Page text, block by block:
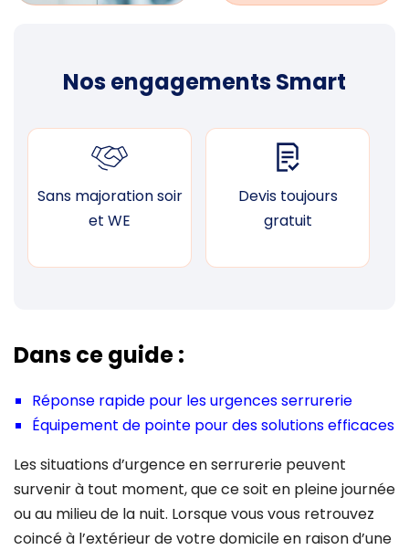
Nos engagements Smart
Sans majoration soir
et WE
Devis toujours
gratuit
Dans ce guide :
Réponse rapide pour les urgences serrurerie
Équipement de pointe pour des solutions efficaces
Les situations d’urgence en serrurerie peuvent
survenir à tout moment, que ce soit en pleine journée
ou au milieu de la nuit. Lorsque vous vous retrouvez
coincé à l’extérieur de votre domicile en raison d’une